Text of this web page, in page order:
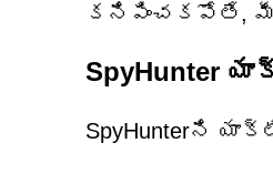
కనిపించకపోతే,
SpyHunter
SpyHunterని